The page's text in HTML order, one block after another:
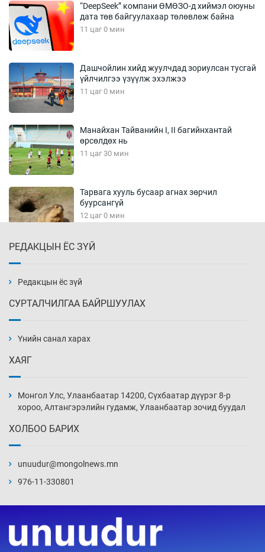
“DeepSeek” компани ӨМӨЗО-д хиймэл оюуны
дата төв байгуулахаар төлөвлөж байна
11 цаг 0 мин
Дашчойлин хийд жуулчдад зориулсан тусгай
үйлчилгээ үзүүлж эхэлжээ
11 цаг 0 мин
Манайхан Тайванийн I, II багийнхантай
өрсөлдөх нь
11 цаг 30 мин
Тарвага хууль бусаар агнах зөрчил
буурсангүй
12 цаг 0 мин
12 цаг 30 мин
13 цаг 0 мин
13 цаг 30 мин
хэмжээг шинэчлэн тогтоох нь
14 цаг 30 мин
РЕДАКЦЫН ЁС ЗҮЙ
Редакцын ёс зүй
СУРТАЛЧИЛГАА БАЙРШУУЛАХ
Үнийн санал харах
ХАЯГ
Монгол Улс, Улаанбаатар 14200, Сүхбаатар дүүрэг 8-р
хороо, Алтангэрэлийн гудамж, Улаанбаатар зочид буудал
ХОЛБОО БАРИХ
unuudur@mongolnews.mn
976-11-330801